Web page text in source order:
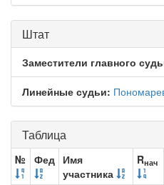
Штат
Заместители главного
Линейные судьи:
Таблица
№ Фед Имя
участника
Rнач